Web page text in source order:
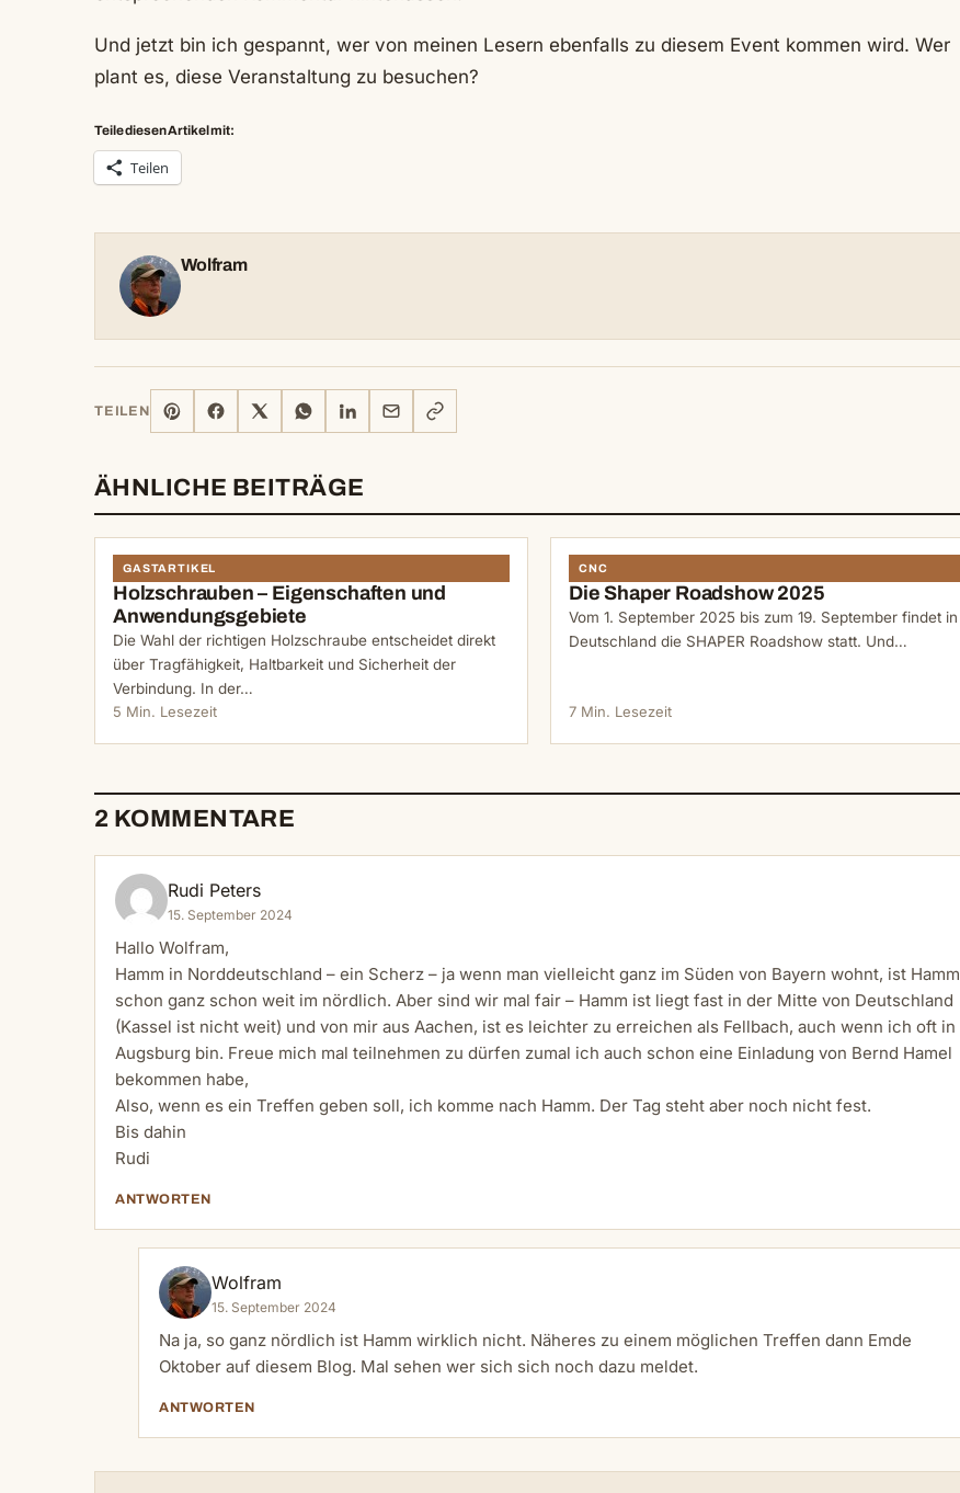
Und jetzt bin ich gespannt, wer von meinen Lesern ebenfalls zu diesem Event kommen wird. Wer
plant es, diese Veranstaltung zu besuchen?
Teile diesen Artikel mit:
Teilen
Wolfram
TEILEN
PINTERESTFACEBOOK WHATSAPPLINKEDIN
MAIL
LINK
KOPIEREN
ÄHNLICHE BEITRÄGE
GASTARTIKEL
Holzschrauben – Eigenschaften und
Anwendungsgebiete
Die Wahl der richtigen Holzschraube entscheidet direkt
über Tragfähigkeit, Haltbarkeit und Sicherheit der
Verbindung. In der…
5 Min. Lesezeit
CNC
Die Shaper Roadshow 2025
Vom 1. September 2025 bis zum 19. September findet in
Deutschland die SHAPER Roadshow statt. Und…
7 Min. Lesezeit
2 KOMMENTARE
Rudi Peters
15. September 2024
Hallo Wolfram,
Hamm in Norddeutschland – ein Scherz – ja wenn man vielleicht ganz im Süden von Bayern wohnt, ist Hamm
schon ganz schon weit im nördlich. Aber sind wir mal fair – Hamm ist liegt fast in der Mitte von Deutschland
(Kassel ist nicht weit) und von mir aus Aachen, ist es leichter zu erreichen als Fellbach, auch wenn ich oft in
Augsburg bin. Freue mich mal teilnehmen zu dürfen zumal ich auch schon eine Einladung von Bernd Hamel
bekommen habe,
Also, wenn es ein Treffen geben soll, ich komme nach Hamm. Der Tag steht aber noch nicht fest.
Bis dahin
Rudi
ANTWORTEN
Wolfram
15. September 2024
Na ja, so ganz nördlich ist Hamm wirklich nicht. Näheres zu einem möglichen Treffen dann Emde
Oktober auf diesem Blog. Mal sehen wer sich sich noch dazu meldet.
ANTWORTEN